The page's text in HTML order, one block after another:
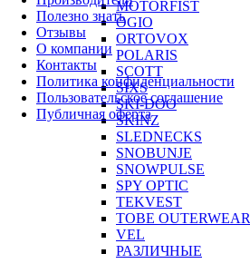
MOTORFIST
OGIO
ORTOVOX
POLARIS
SCOTT
SIXS
SKI-DOO
SKINZ
SLEDNECKS
SNOBUNJE
SNOWPULSE
SPY OPTIC
TEKVEST
TOBE OUTERWEAR
VEL
РАЗЛИЧНЫЕ
Полезно знать
Отзывы
О компании
Контакты
Политика конфиденциальности
Пользовательское соглашение
Публичная оферта